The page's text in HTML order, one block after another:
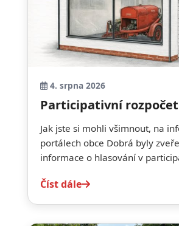
4. srpna 2026
Participativní rozpočet
Jak jste si mohli všimnout, na
portálech obce Dobrá byly
informace o hlasování v
Číst dále